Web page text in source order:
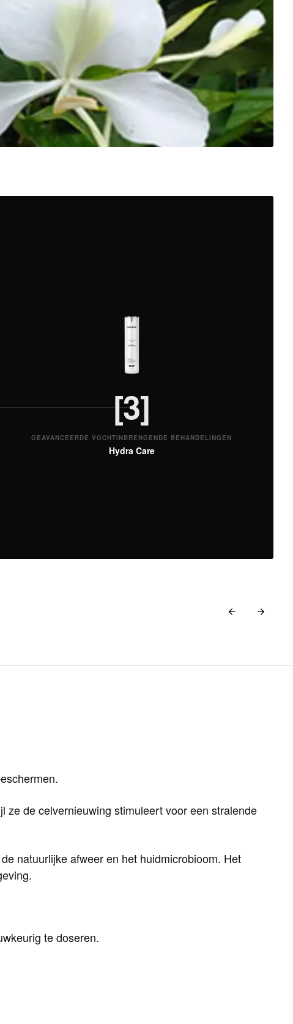
[3]
GEAVANCEERDE VOCHTINBRENGENDE BEHANDELINGEN
Hydra Care
ze de celvernieuwing stimuleert voor een stralende
natuurlijke afweer en het huidmicrobioom. Het
te doseren.